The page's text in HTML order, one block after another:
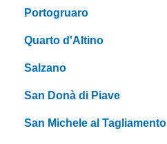
Portogruaro
Quarto d'Altino
Salzano
San Donà di Piave
San Michele al Tagliamento